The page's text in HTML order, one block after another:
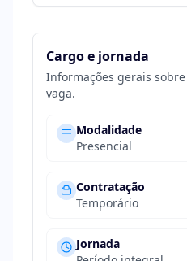
Cargo e jornada
Informações gerais
vaga.
Modalidade
Presencial
Contratação
Temporário
Jornada